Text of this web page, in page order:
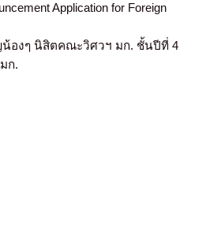
Application for Foreign
องๆ นิสิตคณะวิศวฯ มก. ชั้นปีที่ 4
ก.